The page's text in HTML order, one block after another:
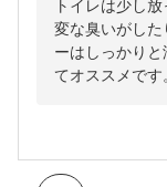
トイレは少し
変な臭いがし
ーはしっかり
てオススメです